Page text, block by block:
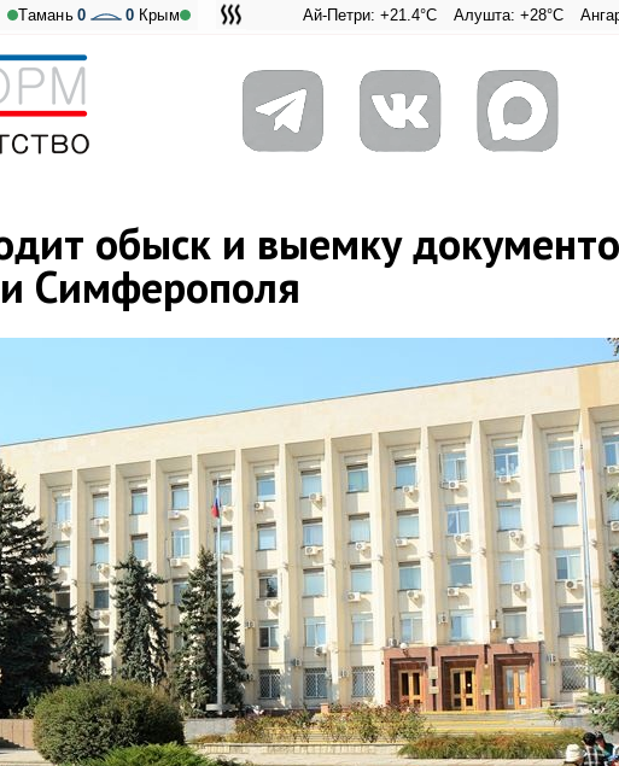
Ай-Петри: +21.4°C Алушта: +28°C Ангарский
Тамань 0 0 Крым
обыск и выемку
Симферополя